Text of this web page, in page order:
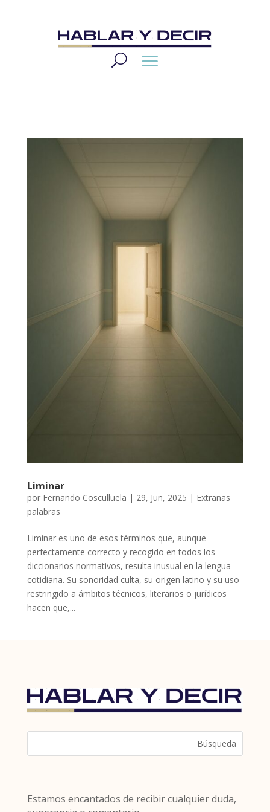
Liminar
por Fernando Cosculluela | 29, Jun, 2025 | Extrañas
palabras
Liminar es uno de esos términos que, aunque
perfectamente correcto y recogido en todos los
diccionarios normativos, resulta inusual en la lengua
cotidiana. Su sonoridad culta, su origen latino y su uso
restringido a ámbitos técnicos, literarios o jurídicos
hacen que,...
Estamos encantados de recibir cualquier duda,